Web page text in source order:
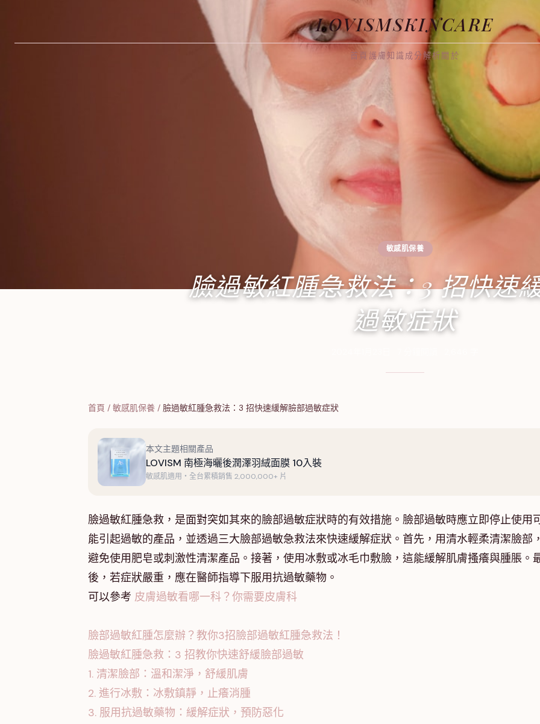
LOVISMSKINCARE
首頁 護膚知識成分解析 關於
敏感肌保養
臉過敏紅腫急救法：3 招快速
過敏症狀
首頁 / 敏感肌保養 / 臉過敏紅腫急救法：3 招快速緩解臉部過敏症狀
本文主題相關產品
LOVISM 南極海曬後潤澤羽絨面膜 10入裝
敏感肌適用・全台累積銷售 2,000,000+ 片
臉過敏紅腫急救，是面對突如其來的臉部過敏症狀時的有效措施。臉部過敏時應立即停止使用
能引起過敏的產品，並透過三大臉部過敏急救法來快速緩解症狀。首先，用清水輕柔清潔臉部
避免使用肥皂或刺激性清潔產品。接著，使用冰敷或冰毛巾敷臉，這能緩解肌膚搔癢與腫脹。
後，若症狀嚴重，應在醫師指導下服用抗過敏藥物。
可以參考 皮膚過敏看哪一科？你需要皮膚科
臉部過敏紅腫怎麼辦？教你3招臉部過敏紅腫急救法！
臉過敏紅腫急救：3 招教你快速舒緩臉部過敏
1. 清潔臉部：溫和潔淨，舒緩肌膚
2. 進行冰敷：冰敷鎮靜，止癢消腫
3. 服用抗過敏藥物：緩解症狀，預防惡化